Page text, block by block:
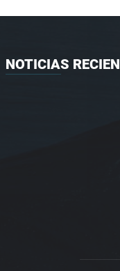
NOTICIAS